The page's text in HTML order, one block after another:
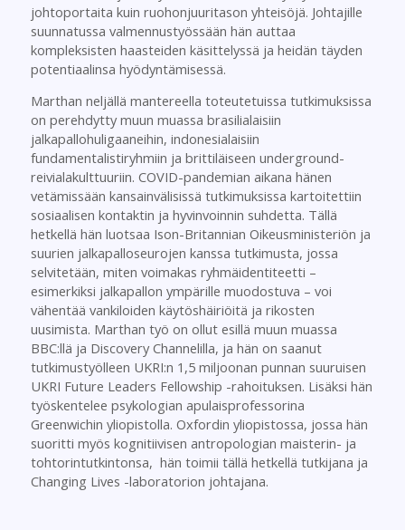
johtoportaita kuin ruohonjuuritason yhteisöjä. Johtajille
suunnatussa valmennustyössään hän auttaa
kompleksisten haasteiden käsittelyssä ja heidän täyden
potentiaalinsa hyödyntämisessä.
Marthan neljällä mantereella toteutetuissa tutkimuksissa
on perehdytty muun muassa brasilialaisiin
jalkapallohuligaaneihin, indonesialaisiin
fundamentalistiryhmiin ja brittiläiseen underground-
reivialakulttuuriin. COVID-pandemian aikana hänen
vetämissään kansainvälisissä tutkimuksissa kartoitettiin
sosiaalisen kontaktin ja hyvinvoinnin suhdetta. Tällä
hetkellä hän luotsaa Ison-Britannian Oikeusministeriön ja
suurien jalkapalloseurojen kanssa tutkimusta, jossa
selvitetään, miten voimakas ryhmäidentiteetti –
esimerkiksi jalkapallon ympärille muodostuva – voi
vähentää vankiloiden käytöshäiriöitä ja rikosten
uusimista. Marthan työ on ollut esillä muun muassa
BBC:llä ja Discovery Channelilla, ja hän on saanut
tutkimustyölleen UKRI:n 1,5 miljoonan punnan suuruisen
UKRI Future Leaders Fellowship -rahoituksen. Lisäksi hän
työskentelee psykologian apulaisprofessorina
Greenwichin yliopistolla. Oxfordin yliopistossa, jossa hän
suoritti myös kognitiivisen antropologian maisterin- ja
tohtorintutkintonsa, hän toimii tällä hetkellä tutkijana ja
Changing Lives -laboratorion johtajana.